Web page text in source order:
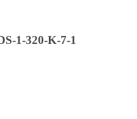
1-320-K-7-1